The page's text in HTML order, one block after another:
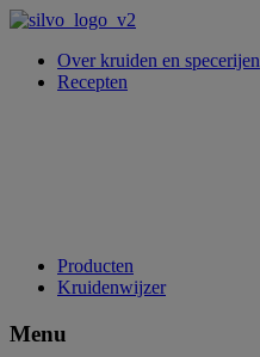
Over kruiden en specerijen
Recepten
Producten
Kruidenwijzer
Menu